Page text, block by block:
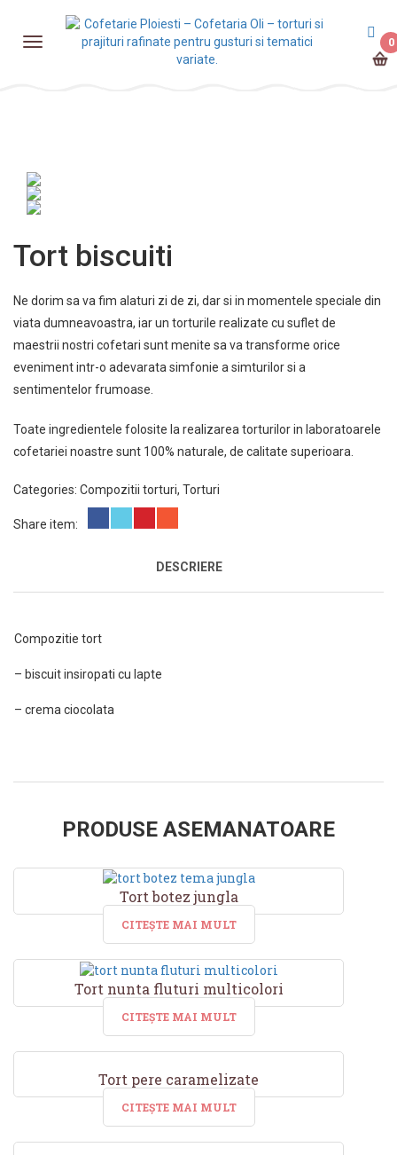
0
Tort biscuiti
Ne dorim sa va fim alaturi zi de zi, dar si in momentele speciale din
viata dumneavoastra, iar un torturile realizate cu suflet de
maestrii nostri cofetari sunt menite sa va transforme orice
eveniment intr-o adevarata simfonie a simturilor si a
sentimentelor frumoase.
Toate ingredientele folosite la realizarea torturilor in laboratoarele
cofetariei noastre sunt 100% naturale, de calitate superioara.
Categories: Compozitii torturi, Torturi
Share item:
DESCRIERE
Compozitie tort
– biscuit insiropati cu lapte
– crema ciocolata
PRODUSE ASEMANATOARE
Tort botez jungla
CITEȘTE MAI MULT
Tort nunta fluturi multicolori
CITEȘTE MAI MULT
Tort pere caramelizate
CITEȘTE MAI MULT